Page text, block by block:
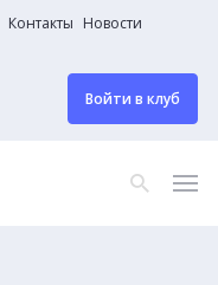
Контакты Новости
Войти в клуб